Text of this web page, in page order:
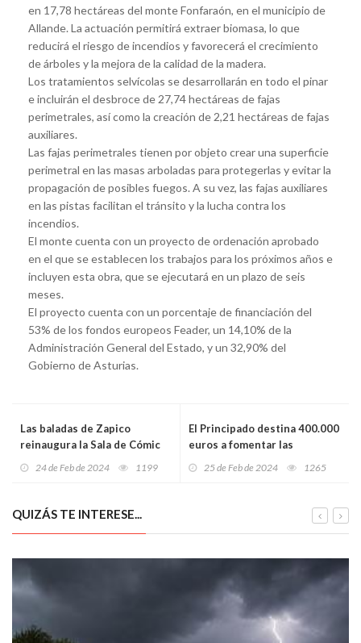
en 17,78 hectáreas del monte Fonfaraón, en el municipio de
Allande. La actuación permitirá extraer biomasa, lo que
reducirá el riesgo de incendios y favorecerá el crecimiento
de árboles y la mejora de la calidad de la madera.
Los tratamientos selvícolas se desarrollarán en todo el pinar
e incluirán el desbroce de 27,74 hectáreas de fajas
perimetrales, así como la creación de 2,21 hectáreas de fajas
auxiliares.
Las fajas perimetrales tienen por objeto crear una superficie
perimetral en las masas arboladas para protegerlas y evitar la
propagación de posibles fuegos. A su vez, las fajas auxiliares
en las pistas facilitan el tránsito y la lucha contra los
incendios.
El monte cuenta con un proyecto de ordenación aprobado
en el que se establecen los trabajos para los próximos años e
incluyen esta obra, que se ejecutará en un plazo de seis
meses.
El proyecto cuenta con un porcentaje de financiación del
53% de los fondos europeos Feader, un 14,10% de la
Administración General del Estado, y un 32,90% del
Gobierno de Asturias.
Las baladas de Zapico
reinaugura la Sala de Cómic
24 de Feb de 2024 1199
El Principado destina 400.000
euros a fomentar las
25 de Feb de 2024 1265
QUIZÁS TE INTERESE...